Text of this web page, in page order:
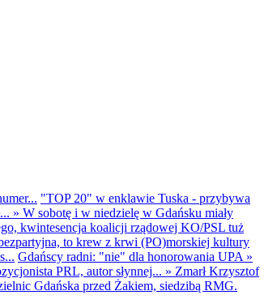
"TOP 20" w enklawie Tuska - przybywa
» W sobotę i w niedzielę w Gdańsku miały
kwintesencja koalicji rządowej KO/PSL tuż
to krew z krwi (PO)morskiej kultury
Gdańscy radni: "nie" dla honorowania UPA »
PRL, autor słynnej... » Zmarł Krzysztof
Gdańska przed Żakiem, siedzibą RMG.